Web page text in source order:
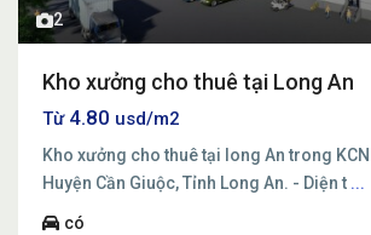
2
Kho xưởng cho thuê tại Long An
Từ4.80 usd/m2
Kho xưởng cho thuê tại long An trong
Huyện Cần Giuộc, Tỉnh Long An. - Diện t ...
có